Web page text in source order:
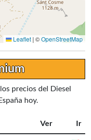
Leaflet | ©OpenStreetMap
precios del Diesel
hoy.
Ver Ir